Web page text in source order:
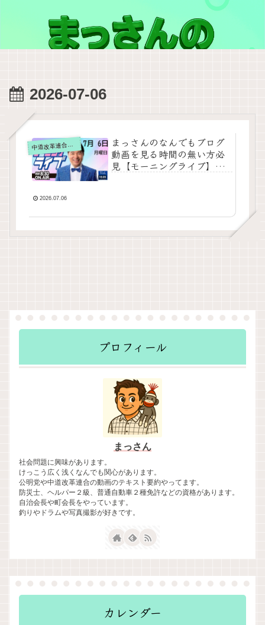
2026-07-06
中道改革連合の動画をテキスト要約
まっさんのなんでもブログ
動画を見る時間の無い方必
見【モーニングライブ】
新聞情報【 15分解説 / 政治
画 】をテキスト要約
2026.07.06
プロフィール
まっさん
社会問題に興味があります。
けっこう広く浅くなんでも関心があります。
公明党や中道改革連合の動画のテキスト要約やってます。
防災士、ヘルパー２級、普通自動車２種免許などの資格があります。
自治会長や町会長をやっています。
釣りやドラムや写真撮影が好きです。
カレンダー